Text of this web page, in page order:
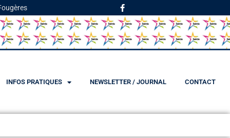
INFOS PRATIQUES NEWSLETTER / JOURNAL CONTACT